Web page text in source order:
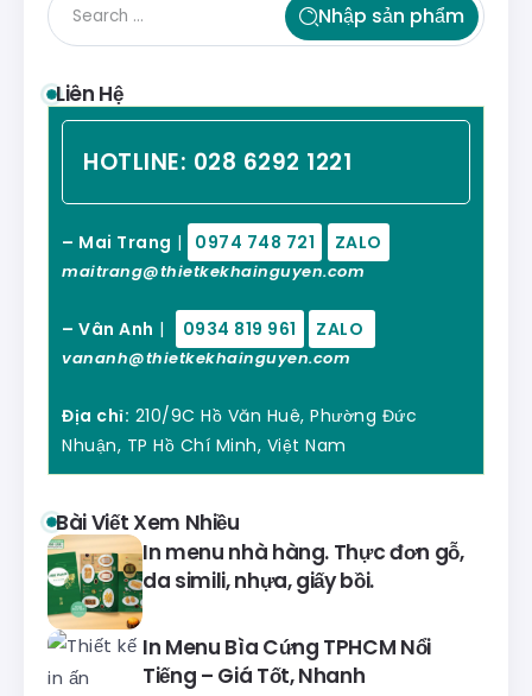
Nhập sản phẩm
Liên Hệ
HOTLINE: 028 6292 1221
– Mai Trang | 0974 748 721 ZALO
maitrang@thietkekhainguyen.com
– Vân Anh | 0934 819 961 ZALO
vananh@thietkekhainguyen.com
Địa chỉ: 210/9C Hồ Văn Huê, Phường Đức
Nhuận, TP Hồ Chí Minh, Việt Nam
Bài Viết Xem Nhiều
In menu nhà hàng. Thực đơn gỗ,
da simili, nhựa, giấy bồi.
In Menu Bìa Cứng TPHCM Nổi
Tiếng – Giá Tốt, Nhanh